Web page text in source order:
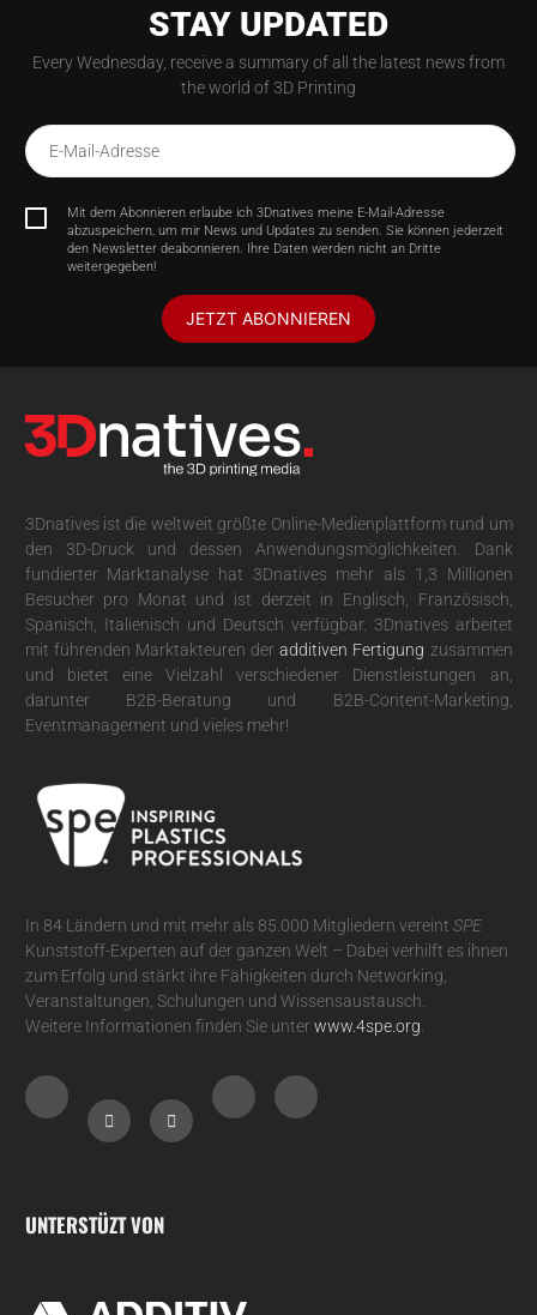
STAY UPDATED
Every Wednesday, receive a summary of all the latest news from
the world of 3D Printing
E-Mail-Adresse
Mit dem Abonnieren erlaube ich 3Dnatives meine E-Mail-Adresse
abzuspeichern, um mir News und Updates zu senden. Sie können jederzeit
den Newsletter deabonnieren. Ihre Daten werden nicht an Dritte
weitergegeben!
JETZT ABONNIEREN
3Dnatives ist die weltweit größte Online-Medienplattform rund um
den 3D-Druck und dessen Anwendungsmöglichkeiten. Dank
fundierter Marktanalyse hat 3Dnatives mehr als 1,3 Millionen
Besucher pro Monat und ist derzeit in Englisch, Französisch,
Spanisch, Italienisch und Deutsch verfügbar. 3Dnatives arbeitet
mit führenden Marktakteuren deradditiven Fertigung zusammen
und bietet eine Vielzahl verschiedener Dienstleistungen an,
darunter B2B-Beratung und B2B-Content-Marketing,
Eventmanagement und vieles mehr!
In 84 Ländern und mit mehr als 85.000 Mitgliedern vereint SPE
Kunststoff-Experten auf der ganzen Welt – Dabei verhilft es ihnen
zum Erfolg und stärkt ihre Fähigkeiten durch Networking,
Veranstaltungen, Schulungen und Wissensaustausch.
Weitere Informationen finden Sie unterwww.4spe.org.
UNTERSTÜZT VON